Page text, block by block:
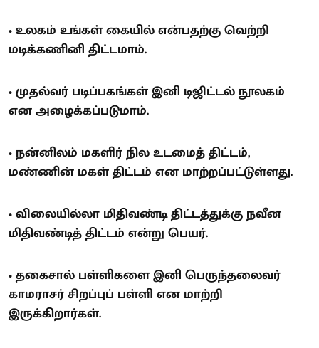
• உலகம் உங்கள் கையில் என்பதற்கு வெற்றி
மடிக்கணினி திட்டமாம்.
• முதல்வர் படிப்பகங்கள் இனி டிஜிட்டல் நூலகம்
என அழைக்கப்படுமாம்.
• நன்னிலம் மகளிர் நில உடமைத் திட்டம்,
மண்ணின் மகள் திட்டம் என மாற்றப்பட்டுள்ளது.
• விலையில்லா மிதிவண்டி திட்டத்துக்கு நவீன
மிதிவண்டித் திட்டம் என்று பெயர்.
• தகைசால் பள்ளிகளை இனி பெருந்தலைவர்
காமராசர் சிறப்புப் பள்ளி என மாற்றி
இருக்கிறார்கள்.